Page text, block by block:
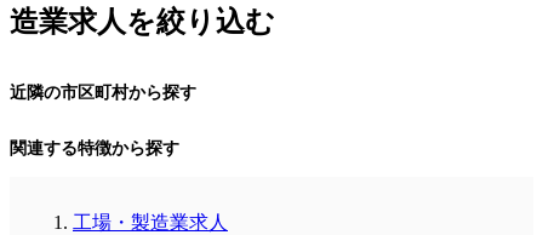
造業求人を絞り込む
近隣の市区町村から探す
関連する特徴から探す
工場・製造業求人